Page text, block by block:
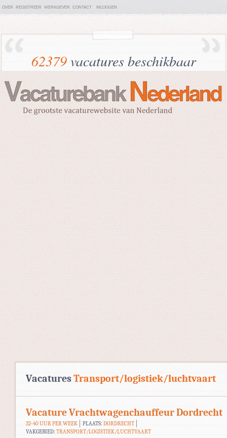
OVER REGISTREER WERKGEVER CONTACT INLOGGEN
62379vacatures beschikbaar
VacaturesTransport/logistiek/luchtvaart
Vacature Vrachtwagenchauffeur Dordrecht
32-40 UUR PER WEEK PLAATS: DORDRECHT
VAKGEBIED: TRANSPORT/LOGISTIEK/LUCHTVAART